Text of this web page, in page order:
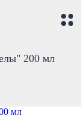
200 мл